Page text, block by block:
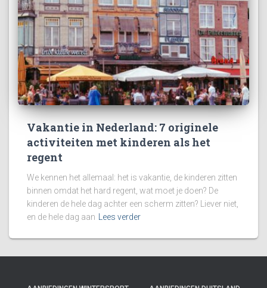
Vakantie in Nederland: 7 originele
activiteiten met kinderen als het
regent
We kennen het allemaal: het is vakantie, de kinderen zitten
binnen omdat het hard regent, wat moet je doen? De
kinderen de hele dag achter een scherm zitten? Liever niet,
en de hele dag aan Lees verder